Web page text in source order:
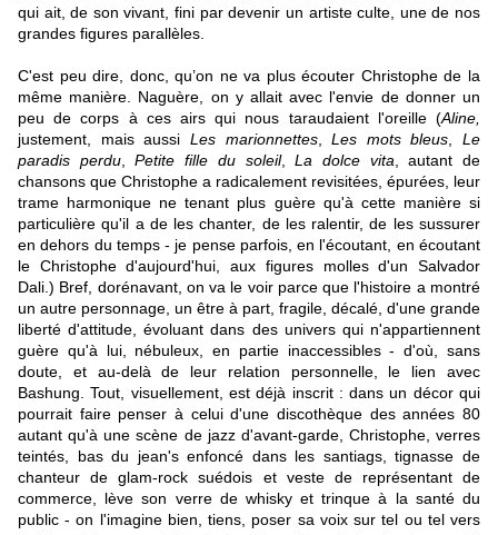
qui ait, de son vivant, fini par devenir un artiste culte, une de nos
grandes figures parallèles.
C'est peu dire, donc, qu’on ne va plus écouter Christophe de la
même manière. Naguère, on y allait avec l'envie de donner un
peu de corps à ces airs qui nous taraudaient l'oreille (Aline,
justement, mais aussi Les marionnettes,Les mots bleus
Le
paradis perdu,Petite fille du soleil,La dolce vita , autant de
chansons que Christophe a radicalement revisitées, épurées, leur
trame harmonique ne tenant plus guère qu'à cette manière si
particulière qu'il a de les chanter, de les ralentir, de les sussurer
en dehors du temps - je pense parfois, en l'écoutant, en écoutant
le Christophe d'aujourd'hui, aux figures molles d'un Salvador
Dali.) Bref, dorénavant, on va le voir parce que l'histoire a montré
un autre personnage, un être à part, fragile, décalé, d'une grande
liberté d'attitude, évoluant dans des univers qui n'appartiennent
guère qu'à lui, nébuleux, en partie inaccessibles - d'où, sans
doute, et au-delà de leur relation personnelle, le lien avec
Bashung. Tout, visuellement, est déjà inscrit : dans un décor qui
pourrait faire penser à celui d'une discothèque des années 80
autant qu'à une scène de jazz d'avant-garde, Christophe, verres
teintés, bas du jean's enfoncé dans les santiags, tignasse de
chanteur de glam-rock suédois et veste de représentant de
commerce, lève son verre de whisky et trinque à la santé du
public - on l'imagine bien, tiens, poser sa voix sur tel ou tel vers